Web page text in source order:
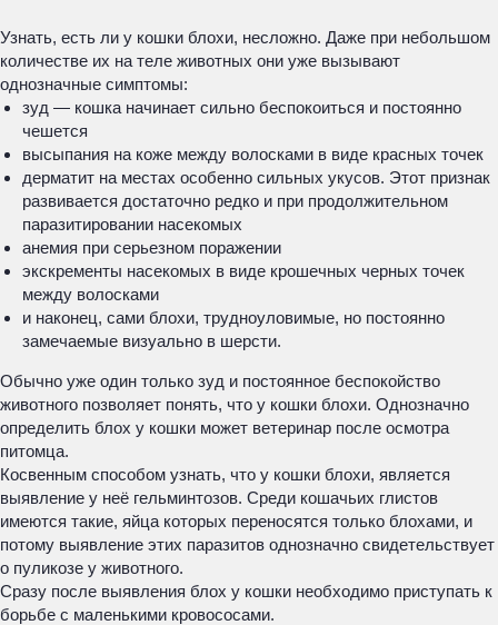
Узнать, есть ли у кошки блохи, несложно. Даже при небольшом
количестве их на теле животных они уже вызывают
однозначные симптомы:
зуд — кошка начинает сильно беспокоиться и постоянно
чешется
высыпания на коже между волосками в виде красных точек
дерматит на местах особенно сильных укусов. Этот признак
развивается достаточно редко и при продолжительном
паразитировании насекомых
анемия при серьезном поражении
экскременты насекомых в виде крошечных черных точек
между волосками
и наконец, сами блохи, трудноуловимые, но постоянно
замечаемые визуально в шерсти.
Обычно уже один только зуд и постоянное беспокойство
животного позволяет понять, что у кошки блохи. Однозначно
определить блох у кошки может ветеринар после осмотра
питомца.
Косвенным способом узнать, что у кошки блохи, является
выявление у неё гельминтозов. Среди кошачьих глистов
имеются такие, яйца которых переносятся только блохами, и
потому выявление этих паразитов однозначно свидетельствует
о пуликозе у животного.
Сразу после выявления блох у кошки необходимо приступать к
борьбе с маленькими кровососами.